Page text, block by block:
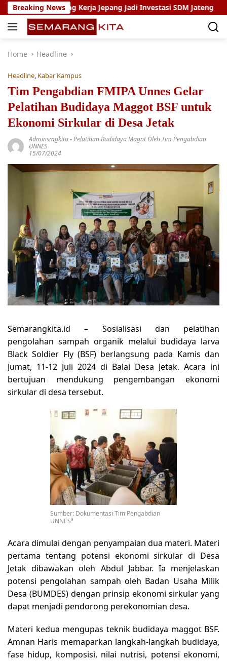
Skip
to
content
Breaking News
Magang Kerja Jepang Jadi Investasi SDM Jateng
Home Headline
Headline, Kabar Kampus
Tim Pengabdian FMIPA Unnes Gelar
Pelatihan Budidaya Maggot BSF untuk
Ekonomi Sirkular di Desa Jetak
Adminsmgkita-Pelatihan Budidaya Magot Oleh Tim Pengabdian
UNNES
15/07/2024
Semarangkita.id – Sosialisasi dan pelatihan
pengolahan sampah organik melalui budidaya larva
Black Soldier Fly (BSF) berlangsung pada Kamis dan
Jumat, 11-12 Juli 2024 di Balai Desa Jetak. Acara ini
bertujuan mendukung pengembangan ekonomi
sirkular di desa tersebut.
Sumber: Dokumentasi Tim Pengabdian
UNNES⁹
Acara dimulai dengan penyampaian dua materi. Materi
pertama tentang potensi ekonomi sirkular di Desa
Jetak dibawakan oleh Abdul Jabbar. Ia menjelaskan
potensi pengolahan sampah oleh Badan Usaha Milik
Desa (BUMDES) dengan prinsip ekonomi sirkular yang
dapat menjadi pendorong perekonomian desa.
Materi kedua mengupas teknik budidaya maggot BSF.
Amnan Haris memaparkan langkah-langkah budidaya,
fase hidup, komposisi, nilai nutrisi, potensi ekonomi,